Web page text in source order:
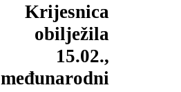
Krijesnica
obilježila
15.02.,
međunarodni